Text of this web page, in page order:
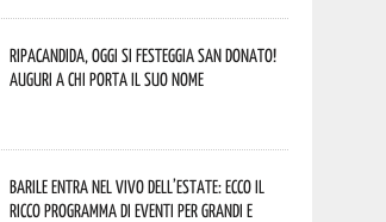
Ripacandida, oggi si festeggia San Donato!
Auguri a chi porta il suo nome
Barile entra nel vivo dell’estate: ecco il
ricco programma di eventi per grandi e